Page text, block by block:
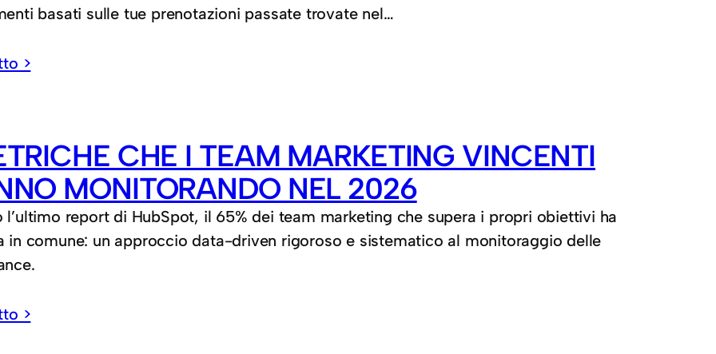
basati sulle tue prenotazioni passate trovate nel…
>
CHE I TEAM MARKETING VINCENTI
MONITORANDO NEL 2026
l’ultimo report di HubSpot, il 65% dei team marketing che supera i propri obiettivi ha
in comune: un approccio data-driven rigoroso e sistematico al monitoraggio delle
>